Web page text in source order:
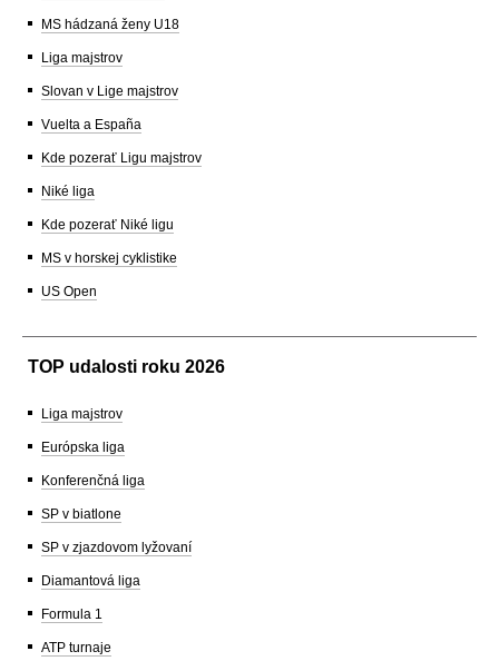
MS hádzaná ženy U18
Liga majstrov
Slovan v Lige majstrov
Vuelta a España
Kde pozerať Ligu majstrov
Niké liga
Kde pozerať Niké ligu
MS v horskej cyklistike
US Open
TOP udalosti roku 2026
Liga majstrov
Európska liga
Konferenčná liga
SP v biatlone
SP v zjazdovom lyžovaní
Diamantová liga
Formula 1
ATP turnaje